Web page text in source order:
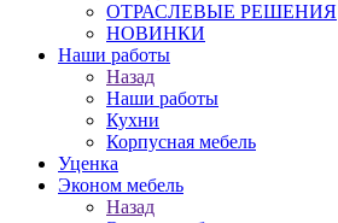
ОТРАСЛЕВЫЕ РЕШЕНИЯ
НОВИНКИ
Наши работы
Назад
Наши работы
Кухни
Корпусная мебель
Уценка
Эконом мебель
Назад